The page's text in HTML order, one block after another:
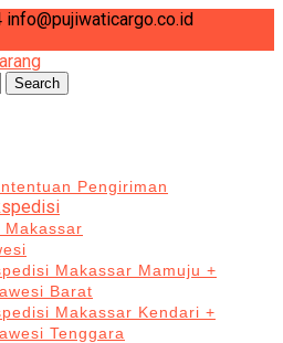
info@pujiwaticargo.co.id
Search
Pengiriman
Makassar
Makassar Mamuju +
Barat
Makassar Kendari +
Tenggara